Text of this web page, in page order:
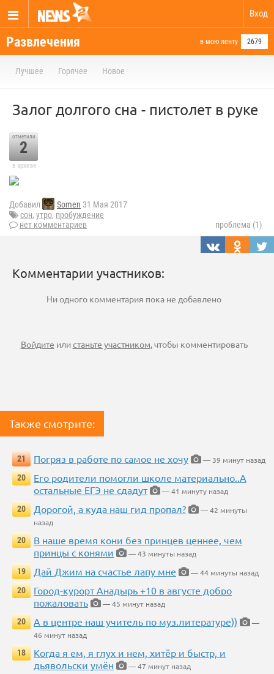
Вход
Развлечения в мою ленту 2679
Лучшее Горячее Новое
Залог долгого сна - пистолет в руке
отметили
2
в архиве
Добавил Somen 31 Мая 2017
сон, утро, пробуждение
нет комментариев
проблема (1)
Комментарии участников:
Ни одного комментария пока не добавлено
Войдите илистаньте участником, чтобы комментировать
Также смотрите:
21 Погряз в работе по самое не хочу
— 39 минут назад
20
Его родители помогли школе материально..А
остальные ЕГЭ не сдадут
— 41 минуту назад
20
Дорогой, а куда наш гид пропал?
— 42 минуты
назад
20
В наше время кони без принцев ценнее, чем
принцы с конями
— 43 минуты назад
19
Дай Джим на счастье лапу мне
— 44 минуты назад
20
Город-курорт Анадырь +10 в августе добро
пожаловать
— 45 минут назад
20
А в центре наш учитель по муз.литературе))
—
46 минут назад
18
Когда я ем, я глух и нем, хитёр и быстр, и
дьявольски умён
— 47 минут назад